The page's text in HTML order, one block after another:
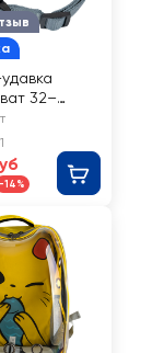
32–
-14%